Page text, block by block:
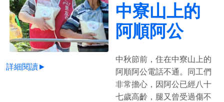
詳細閱讀►
中寮山上的
阿順阿公
中秋節前，住在中寮山上的
阿順阿公電話不通。同工們
非常擔心，因阿公已經八十
七歲高齡，腿又曾受過傷不